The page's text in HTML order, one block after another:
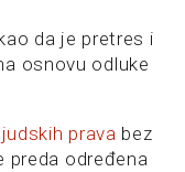
da je pretres i
osnovu odluke
prava bez
preda određena